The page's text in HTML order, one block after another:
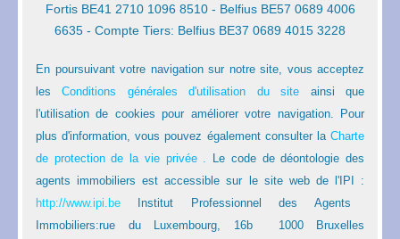
Fortis BE41 2710 1096 8510 - Belfius BE57 0689 4006
6635 - Compte Tiers: Belfius BE37 0689 4015 3228
En poursuivant votre navigation sur notre site, vous acceptez
lesConditions générales d'utilisation du site ainsi que
l'utilisation de cookies pour améliorer votre navigation. Pour
plus d'information, vous pouvez également consulter la Charte
de protection de la vie privée.
Le code de déontologie des
agents immobiliers est accessible sur le site web de l'IPI :
http://www.ipi.be Institut Professionnel des Agents
Immobiliers:rue du Luxembourg, 16b 1000 Bruxelles